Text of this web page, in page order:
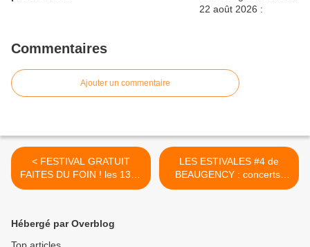
Commentaires
Ajouter un commentaire
< FESTIVAL GRATUIT
FAITES DU FOIN ! les 13 et
14 juillet 2018 à Férolles
LES ESTIVALES #4 de
BEAUGENCY : concerts,
animations, théâtre en ville
Hébergé par Overblog